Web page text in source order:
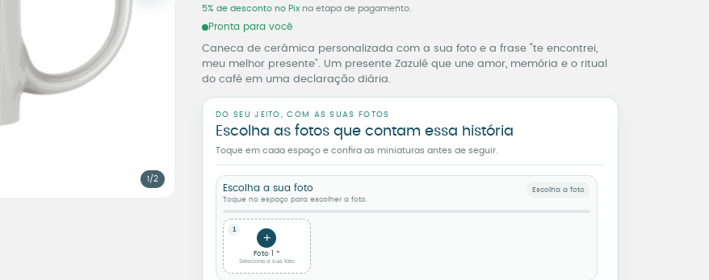
1/2
5% de desconto no Pix na etapa de pagamento.
Pronta para você
Caneca de cerâmica personalizada com a sua foto e a frase “te encontrei,
meu melhor presente”. Um presente Zazulê que une amor, memória e o ritual
do café em uma declaração diária.
DO SEU JEITO, COM AS SUAS FOTOS
Escolha as fotos que contam essa história
Toque em cada espaço e confira as miniaturas antes de seguir.
Escolha a sua foto
Toque no espaço para escolher a foto.
Escolha a foto
1
+
Foto 1
Selecione a sua foto